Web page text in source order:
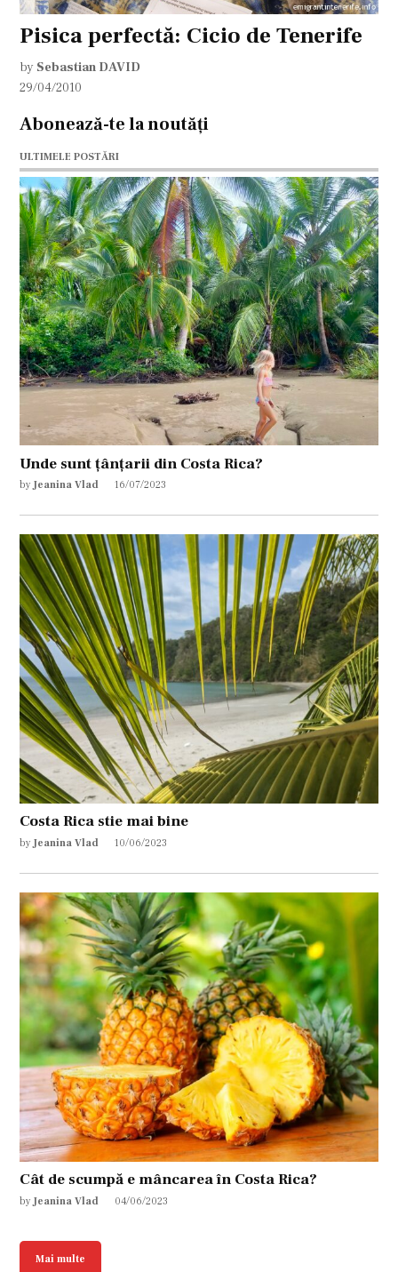
Pisica perfectă: Cicio de Tenerife
by Sebastian DAVID
29/04/2010
Abonează-te la noutăți
ULTIMELE POSTĂRI
Unde sunt țânțarii din Costa Rica?
by Jeanina Vlad 16/07/2023
Costa Rica stie mai bine
by Jeanina Vlad 10/06/2023
Cât de scumpă e mâncarea în Costa Rica?
by Jeanina Vlad 04/06/2023
Mai multe